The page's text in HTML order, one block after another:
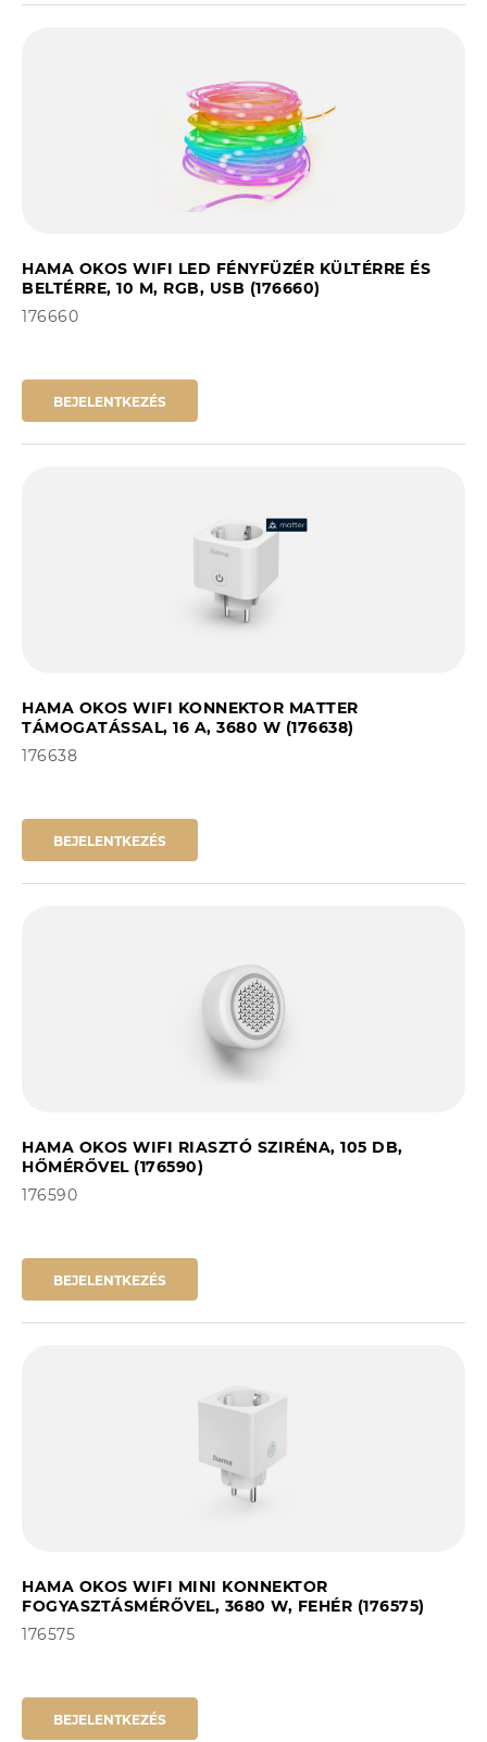
HAMA OKOS WIFI LED FÉNYFÜZÉR KÜLTÉRRE ÉS
BELTÉRRE, 10 M, RGB, USB (176660)
176660
BEJELENTKEZÉS
HAMA OKOS WIFI KONNEKTOR MATTER
TÁMOGATÁSSAL, 16 A, 3680 W (176638)
176638
BEJELENTKEZÉS
HAMA OKOS WIFI RIASZTÓ SZIRÉNA, 105 DB,
HŐMÉRŐVEL (176590)
176590
BEJELENTKEZÉS
HAMA OKOS WIFI MINI KONNEKTOR
FOGYASZTÁSMÉRŐVEL, 3680 W, FEHÉR (176575)
176575
BEJELENTKEZÉS